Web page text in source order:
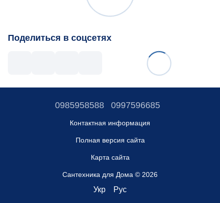
Поделиться в соцсетях
0985958588 0997596685
Контактная информация
Полная версия сайта
Карта сайта
Сантехника для Дома © 2026
Укр Рус